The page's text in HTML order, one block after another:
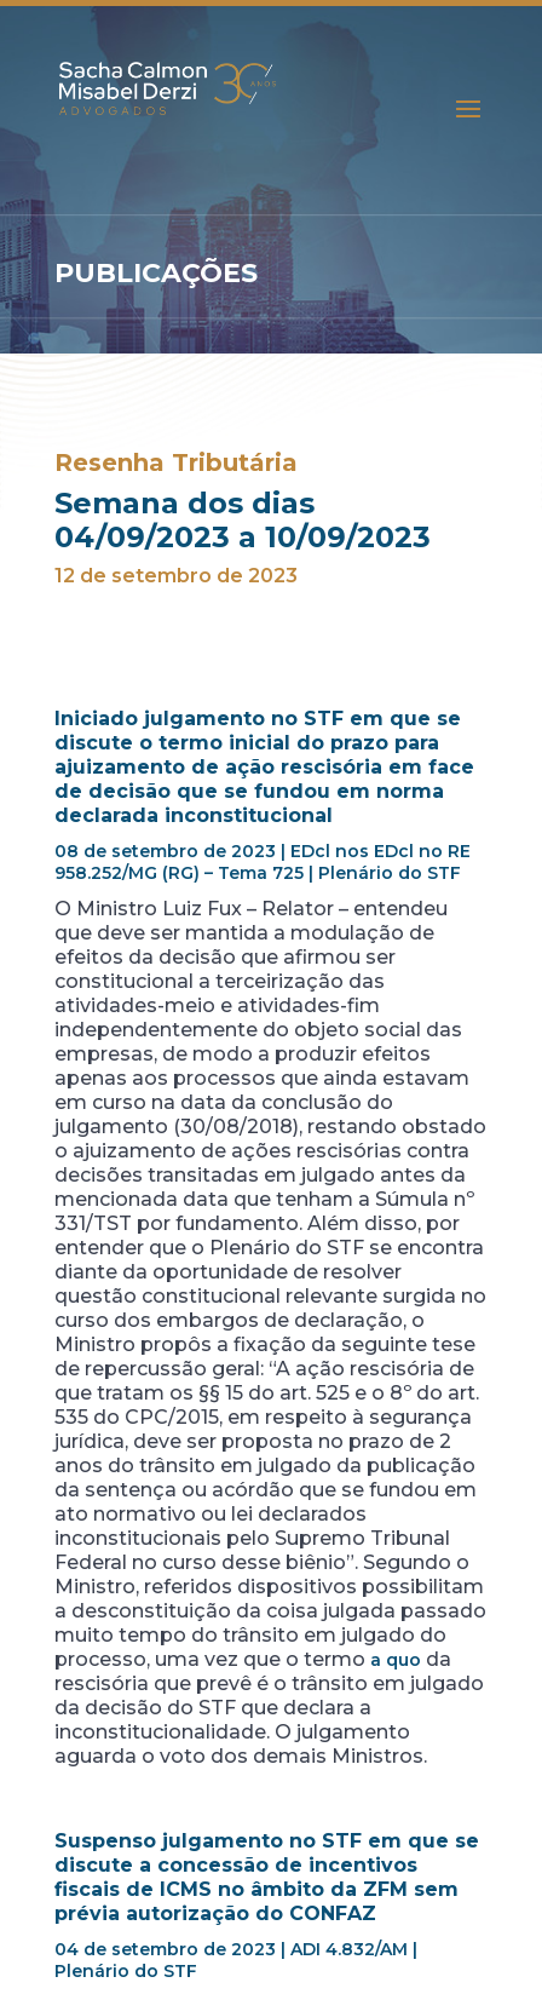
PUBLICAÇÕES
Resenha Tributária
Semana dos dias
04/09/2023 a 10/09/2023
12 de setembro de 2023
Iniciado julgamento no STF em que se
discute o termo inicial do prazo para
ajuizamento de ação rescisória em face
de decisão que se fundou em norma
declarada inconstitucional
08 de setembro de 2023 | EDcl nos EDcl no RE
958.252/MG (RG) – Tema 725 | Plenário do STF
O Ministro Luiz Fux – Relator – entendeu
que deve ser mantida a modulação de
efeitos da decisão que afirmou ser
constitucional a terceirização das
atividades-meio e atividades-fim
independentemente do objeto social das
empresas, de modo a produzir efeitos
apenas aos processos que ainda estavam
em curso na data da conclusão do
julgamento (30/08/2018), restando obstado
o ajuizamento de ações rescisórias contra
decisões transitadas em julgado antes da
mencionada data que tenham a Súmula nº
331/TST por fundamento. Além disso, por
entender que o Plenário do STF se encontra
diante da oportunidade de resolver
questão constitucional relevante surgida no
curso dos embargos de declaração, o
Ministro propôs a fixação da seguinte tese
de repercussão geral: “A ação rescisória de
que tratam os §§ 15 do art. 525 e o 8º do art.
535 do CPC/2015, em respeito à segurança
jurídica, deve ser proposta no prazo de 2
anos do trânsito em julgado da publicação
da sentença ou acórdão que se fundou em
ato normativo ou lei declarados
inconstitucionais pelo Supremo Tribunal
Federal no curso desse biênio”. Segundo o
Ministro, referidos dispositivos possibilitam
a desconstituição da coisa julgada passado
muito tempo do trânsito em julgado do
processo, uma vez que o termo a quo da
rescisória que prevê é o trânsito em julgado
da decisão do STF que declara a
inconstitucionalidade. O julgamento
aguarda o voto dos demais Ministros.
Suspenso julgamento no STF em que se
discute a concessão de incentivos
fiscais de ICMS no âmbito da ZFM sem
prévia autorização do CONFAZ
04 de setembro de 2023 | ADI 4.832/AM |
Plenário do STF